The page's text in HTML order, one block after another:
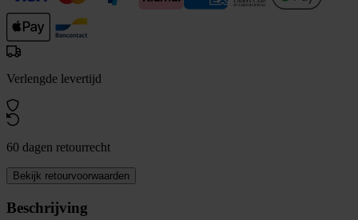
Verlengde levertijd
60 dagen retourrecht
Bekijk retourvoorwaarden
Beschrijving